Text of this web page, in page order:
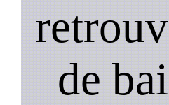
de